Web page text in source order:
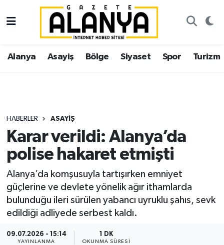
Alanya Asayiş Bölge Siyaset Spor Turizm
HABERLER ASAYIŞ
Karar verildi: Alanya’da
polise hakaret etmişti
Alanya’da komşusuyla tartışırken emniyet
güçlerine ve devlete yönelik ağır ithamlarda
bulunduğu ileri sürülen yabancı uyruklu şahıs, sevk
edildiği adliyede serbest kaldı.
09.07.2026 - 15:14
YAYINLANMA
1 DK
OKUNMA SÜRESI
Alanya
Asayiş
Siyaset
Spor
Ekonomi
Gazipaşa
İstanbul Nöbetçi Eczaneler
İstanbul Hava Durumu
Süper Lig Puan Durumu ve Fikstür
Tüm Manşetler
Haber Arşivi